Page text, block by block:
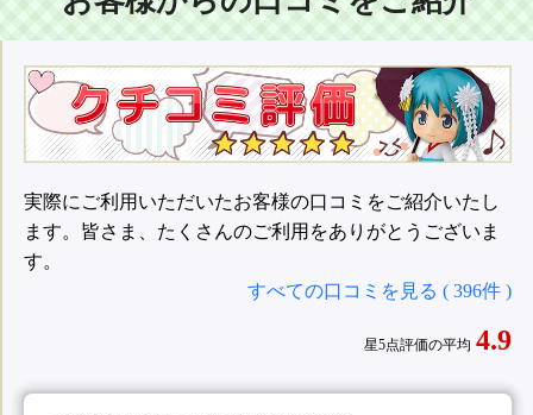
実際にご利用いただいたお客様の口コミをご紹介いたし
ます。皆さま、たくさんのご利用をありがとうございま
す。
すべての口コミを見る ( 396件 )
星5点評価の平均 4.9